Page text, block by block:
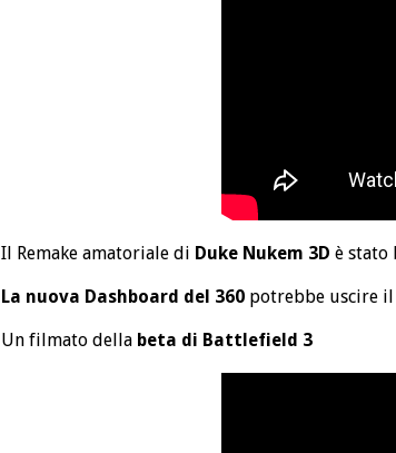
Il Remake amatoriale di Duke Nukem 3D è stato
La nuova Dashboard del 360 potrebbe uscire
Un filmato della beta di Battlefield 3